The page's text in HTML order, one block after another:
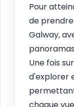
Pour
de
Galway,
Une fois
d'explorer